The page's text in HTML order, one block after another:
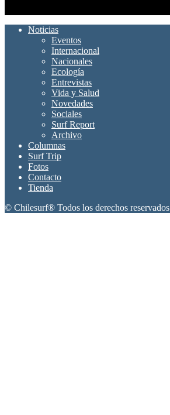
Noticias
Eventos
Internacional
Nacionales
Ecología
Entrevistas
Vida y Salud
Novedades
Sociales
Surf Report
Archivo
Columnas
Surf Trip
Fotos
Contacto
Tienda
© Chilesurf® Todos los derechos reservados